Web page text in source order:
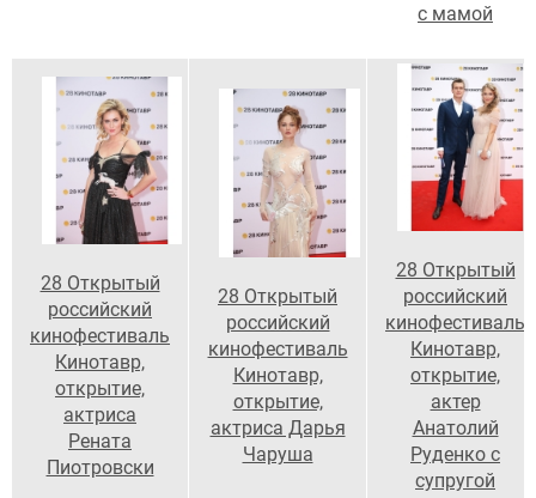
с мамой
28 Открытый
российский
кинофестиваль
Кинотавр,
открытие,
актриса
Рената
Пиотровски
28 Открытый
российский
кинофестиваль
Кинотавр,
открытие,
актриса Дарья
Чаруша
28 Открытый
российский
кинофестиваль
Кинотавр,
открытие,
актер
Анатолий
Руденко с
супругой